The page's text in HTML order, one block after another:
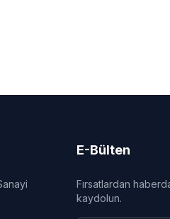
E-Bülten
Fırsatlardan
kaydolun.